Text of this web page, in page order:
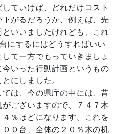
ていけば、どれだけコスト
がるだろうか、例えば、先
いいましたけれども、これ
にするにはどうすればいい
て一方でもっていきましょ
いった行動計画というもの
にしました。
は、今の県庁の中には、昔
ございますので、７４７木
％ほどになります。これを
０台、全体の２０％木の机